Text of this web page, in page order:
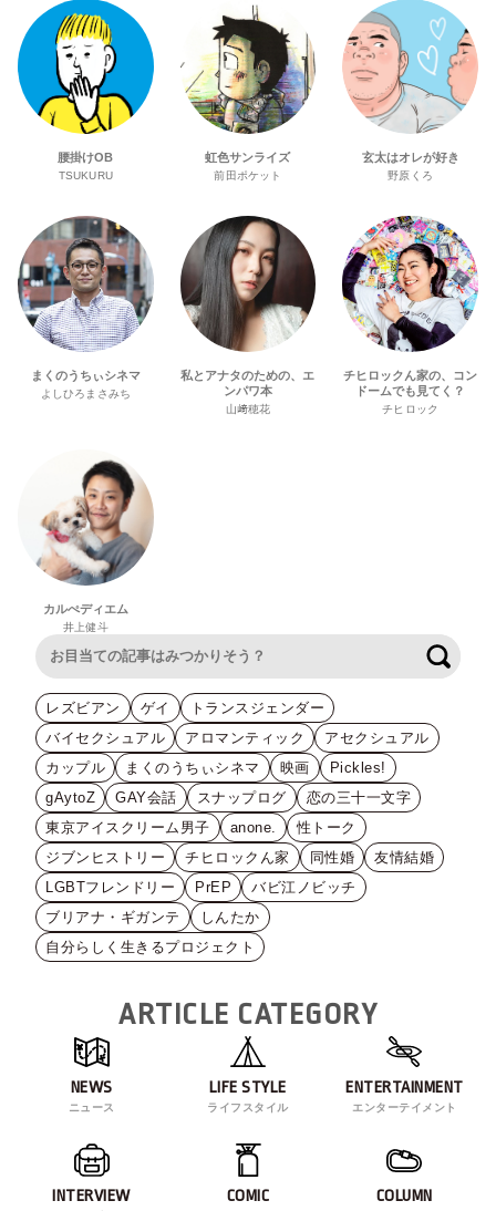
腰掛けOB
TSUKURU
虹色サンライズ
前田ポケット
玄太はオレが好き
野原くろ
まくのうちぃシネマ
よしひろまさみち
私とアナタのための、エ
ンパワ本
山﨑穂花
チヒロックん家の、コン
ドームでも見てく？
チヒロック
カルぺディエム
井上健斗
レズビアン ゲイ
トランスジェンダー
バイセクシュアル
アロマンティック
アセクシュアル
カップル
まくのうちぃシネマ 映画
Pickles!
gAytoZ
GAY会話 スナップログ
恋の三十一文字
東京アイスクリーム男子
anone.
性トーク
ジブンヒストリー
チヒロックん家 同性婚
友情結婚
LGBTフレンドリー
PrEP
バビ江ノビッチ
ブリアナ・ギガンテ
しんたか
自分らしく生きるプロジェクト
ARTICLE CATEGORY
NEWS
ニュース
LIFE STYLE
ライフスタイル
ENTERTAINMENT
エンターテイメント
INTERVIEW COMIC COLUMN